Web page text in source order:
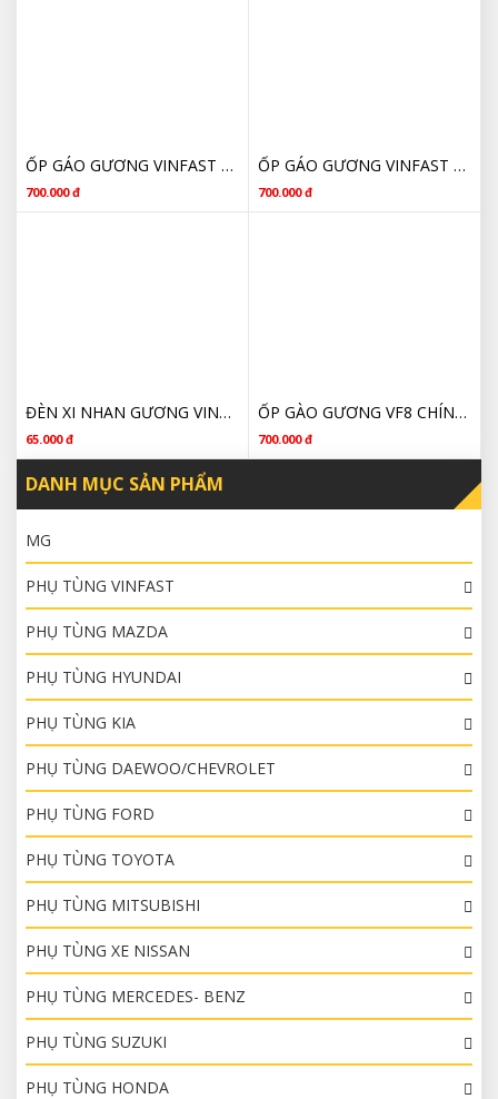
ỐP GÁO GƯƠNG VINFAST VF8 GIÁ RẺ
700.000 đ
ỐP GÁO GƯƠNG VINFAST VF8 CHÍNH HÃNG
700.000 đ
ĐÈN XI NHAN GƯƠNG VINFAST VF8
65.000 đ
ỐP GÀO GƯƠNG VF8 CHÍNH HÃNG GIÁ RẺ
700.000 đ
DANH MỤC SẢN PHẨM
MG
PHỤ TÙNG VINFAST
PHỤ TÙNG MAZDA
PHỤ TÙNG HYUNDAI
PHỤ TÙNG KIA
PHỤ TÙNG DAEWOO/CHEVROLET
PHỤ TÙNG FORD
PHỤ TÙNG TOYOTA
PHỤ TÙNG MITSUBISHI
PHỤ TÙNG XE NISSAN
PHỤ TÙNG MERCEDES- BENZ
PHỤ TÙNG SUZUKI
PHỤ TÙNG HONDA